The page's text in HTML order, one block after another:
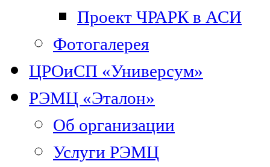
Проект ЧРАРК в АСИ
Фотогалерея
ЦРОиСП «Универсум»
РЭМЦ «Эталон»
Об организации
Услуги РЭМЦ